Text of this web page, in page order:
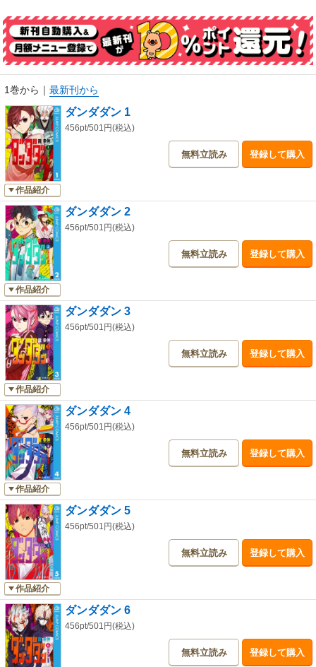
1巻から ｜ 最新刊から
作品紹介
ダンダダン 1
456pt/501円(税込)
無料立読み 登録して購入
作品紹介
ダンダダン 2
456pt/501円(税込)
無料立読み 登録して購入
作品紹介
ダンダダン 3
456pt/501円(税込)
無料立読み 登録して購入
作品紹介
ダンダダン 4
456pt/501円(税込)
無料立読み 登録して購入
作品紹介
ダンダダン 5
456pt/501円(税込)
無料立読み 登録して購入
ダンダダン 6
456pt/501円(税込)
無料立読み 登録して購入